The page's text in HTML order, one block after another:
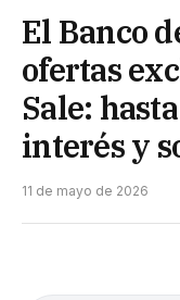
El Banco
ofertas
Sale:
interés y
11 de mayo de 2026